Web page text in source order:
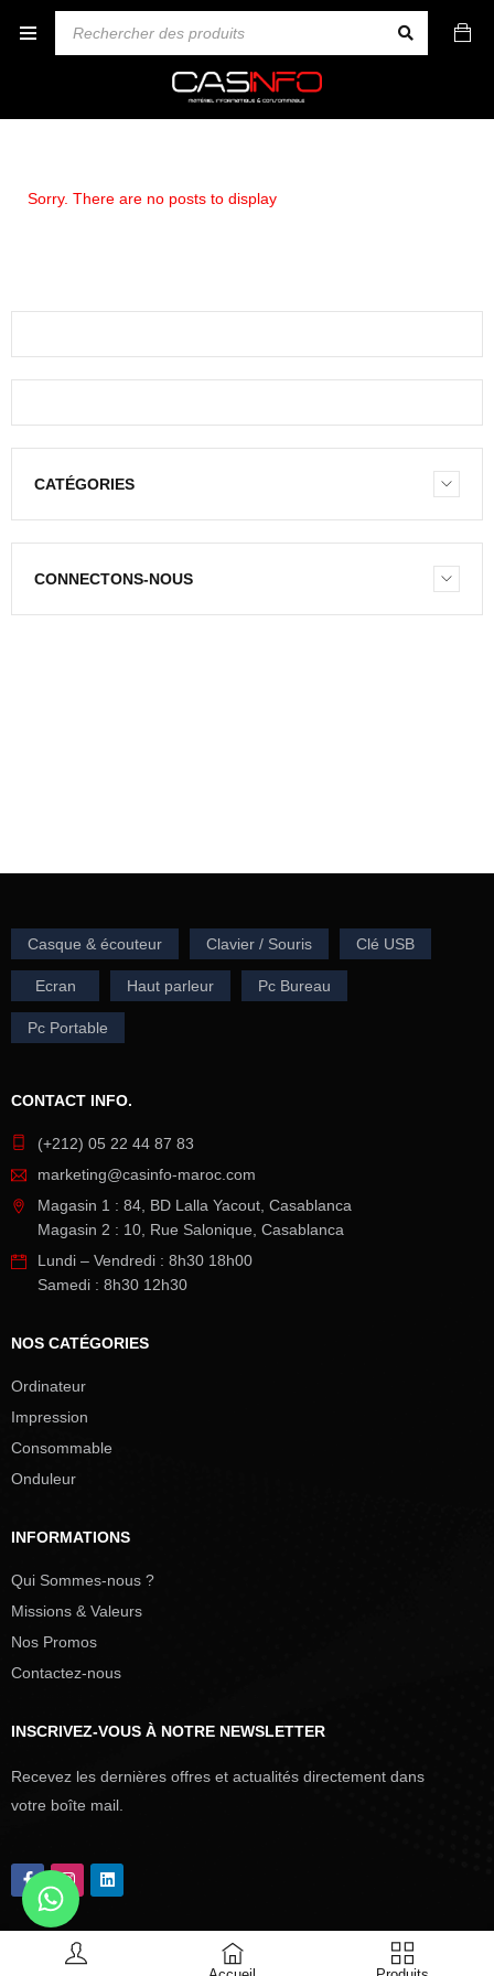
Sorry. There are no posts to display
CATÉGORIES
CONNECTONS-NOUS
Casque & écouteur Clavier / Souris Clé USB
Ecran Haut parleur Pc Bureau
Pc Portable
CONTACT INFO.
(+212) 05 22 44 87 83
marketing@casinfo-maroc.com
Magasin 1 : 84, BD Lalla Yacout, Casablanca
Magasin 2 : 10, Rue Salonique, Casablanca
Lundi – Vendredi : 8h30 18h00
Samedi : 8h30 12h30
NOS CATÉGORIES
Ordinateur
Impression
Consommable
Onduleur
INFORMATIONS
Qui Sommes-nous ?
Missions & Valeurs
Nos Promos
Contactez-nous
INSCRIVEZ-VOUS À NOTRE NEWSLETTER
Recevez les dernières offres et actualités directement dans
votre boîte mail.